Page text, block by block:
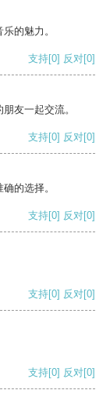
的魅力。
支持[0] 反对[0]
友一起交流。
支持[0] 反对[0]
的选择。
支持[0] 反对[0]
支持[0] 反对[0]
支持[0] 反对[0]